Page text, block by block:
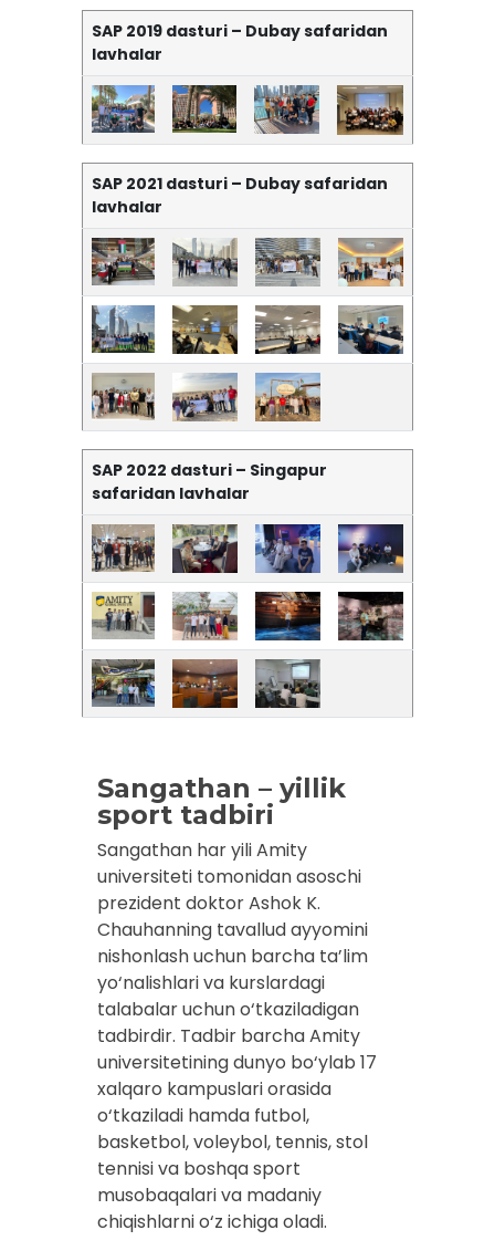
SAP 2019dasturi – Dubay safaridan
lavhalar
SAP 2021 dasturi – Dubay safaridan
lavhalar
SAP 2022 dasturi – Singapur
safaridan lavhalar
Sangathan – yillik
sport tadbiri
Sangathan har yili Amity
universiteti tomonidan asoschi
prezident doktor Ashok K.
Chauhanning tavallud ayyomini
nishonlash uchun barcha ta’lim
yo‘nalishlari va kurslardagi
talabalar uchun o‘tkaziladigan
tadbirdir. Tadbir barcha Amity
universitetining dunyo bo‘ylab 17
xalqaro kampuslari orasida
o‘tkaziladi hamda futbol,
basketbol, voleybol, tennis, stol
tennisi va boshqa sport
musobaqalari va madaniy
chiqishlarni o‘z ichiga oladi.